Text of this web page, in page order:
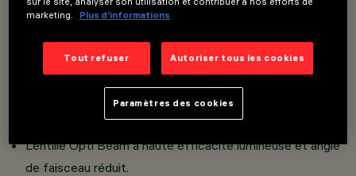
Installation sur rail Filorail 48V (16A).
dans l'adaptateur.
Connexion de l'adaptateur au rail sans besoin d'outils.
Réalisé en aluminium moulé sous pression et matériau
thermoplastique.
Lentille Opti Beam à haute efficacité lumineuse et angle
de faisceau réduit.
marketing.
Plus d’informations
Tout refuser Autoriser tous les cookies
Paramètres des cookies